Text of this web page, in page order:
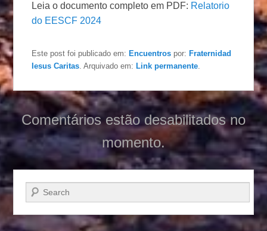
Leia o documento completo em PDF: Relatorio
do EESCF 2024
Este post foi publicado em: Encuentros por: Fraternidad
Iesus Caritas. Arquivado em: Link permanente.
Comentários estão desabilitados no
momento.
Pesquisar…